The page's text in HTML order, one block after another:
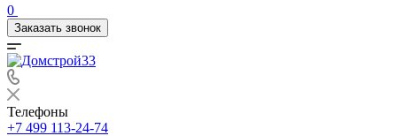
0
Заказать звонок
Телефоны
+7 499 113-24-74